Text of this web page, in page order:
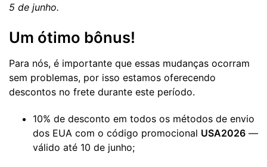
5 de junho.
Um ótimo bônus!
Para nós, é importante que essas mudanças ocorram
sem problemas, por isso estamos oferecendo
descontos no frete durante este período.
10% de desconto em todos os métodos de envio
dos EUA com o código promocional USA2026 —
válido até 10 de junho;